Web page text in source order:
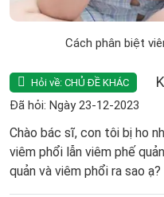
Cách phân biệt
Hỏi về: CHỦ ĐỀ KHÁC
Đã hỏi: Ngày 23-12-2023
Chào bác sĩ, con tôi bị ho
viêm phổi lẫn viêm phế
quản và viêm phổi ra sao ạ?